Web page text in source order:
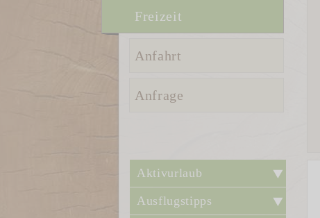
Freizeit
Anfahrt
Anfrage
Aktivurlaub
Ausflugstipps